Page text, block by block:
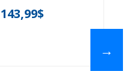
143,99$
→